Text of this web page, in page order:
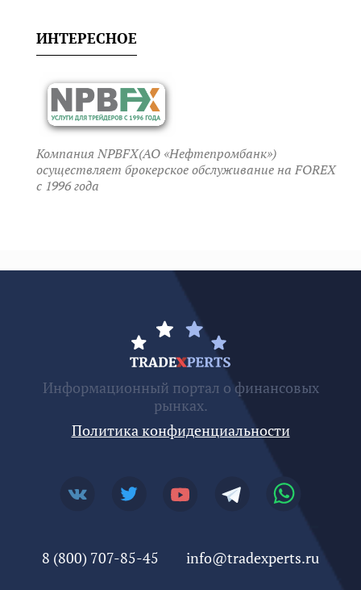
ИНТЕРЕСНОЕ
Компания NPBFX(АО «Нефтепромбанк»)
осуществляет брокерское обслуживание на FOREX
c 1996 года
Информационный портал о финансовых
рынках.
Политика конфиденциальности
8 (800) 707-85-45 info@tradexperts.ru